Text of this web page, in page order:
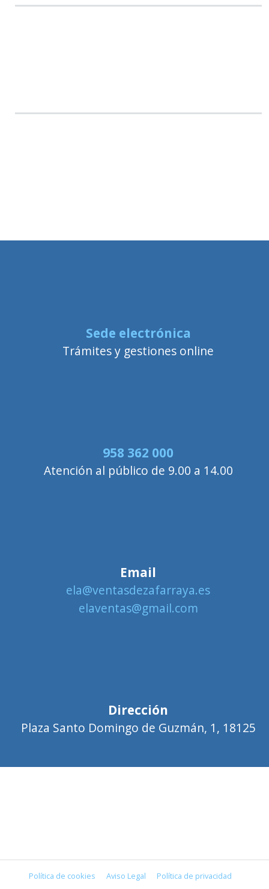
Sede electrónica
Trámites y gestiones online
958 362 000
Atención al público de 9.00 a 14.00
Email
ela@ventasdezafarraya.es
elaventas@gmail.com
Dirección
Plaza Santo Domingo de Guzmán, 1, 18125
Política de cookies Aviso Legal Política de privacidad